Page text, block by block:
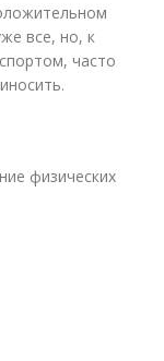
все, но, к
часто
физических